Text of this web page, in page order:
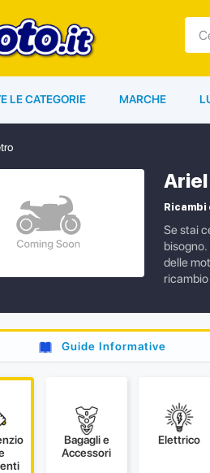
LE CATEGORIE MARCHE
Ricambi
Se stai
delle
Guide Informative
Bagagli e
Accessori
Elettrico